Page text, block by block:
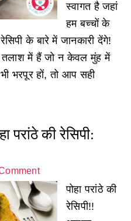
स्वागत है जहां
हम बच्चों के
के बारे में जानकारी देंगे!
तलाश में हैं जो न केवल मुंह में
भरपूर हों, तो आप सही
परांठे की रेसिपी:
पोहा परांठे की
रेसिपी!!